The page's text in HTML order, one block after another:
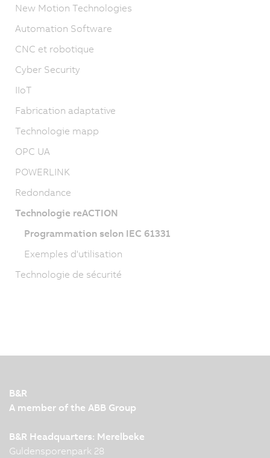
New Motion Technologies
Automation Software
CNC et robotique
Cyber Security
IIoT
Fabrication adaptative
Technologie mapp
OPC UA
POWERLINK
Redondance
Technologie reACTION
Programmation selon IEC 61331
Exemples d'utilisation
Technologie de sécurité
B&R
A member of the ABB Group
B&R Headquarters: Merelbeke
Guldensporenpark 28